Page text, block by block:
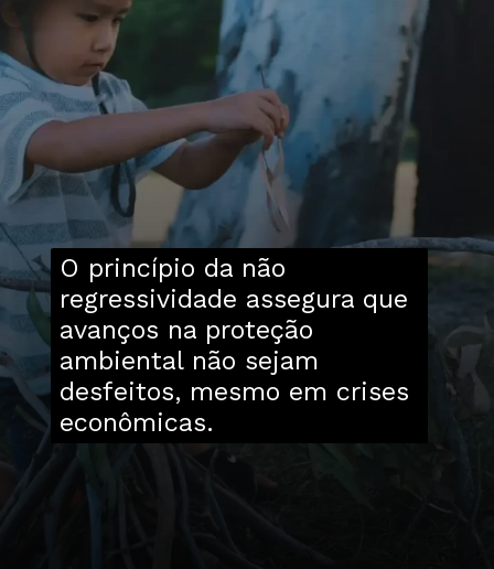
O princípio da não
regressividade assegura que
avanços na proteção
ambiental não sejam
desfeitos, mesmo em crises
econômicas.